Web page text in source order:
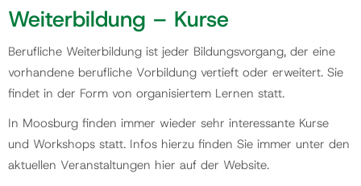
Veranstaltungen
Politik
Gemeinde
Weiterbildung – Kurse
Berufliche Weiterbildung ist jeder Bildungsvorgang, der eine
vorhandene berufliche Vorbildung vertieft oder erweitert. Sie
findet in der Form von organisiertem Lernen statt.
In Moosburg finden immer wieder sehr interessante Kurse
und Workshops statt. Infos hierzu finden Sie immer unter den
aktuellen Veranstaltungen hier auf der Website.